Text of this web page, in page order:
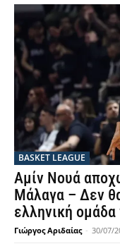
BASKET LEAGUE
Αμίν Νουά
Μάλαγα – Δεν
ελληνική ομάδα
Γιώργος Αριδαίας - 30/07/